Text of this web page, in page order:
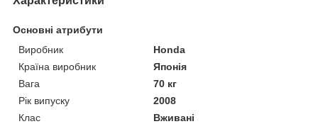
Основні атрибути
Виробник
Honda
Країна виробник
Японія
Вага
70 кг
Рік випуску
2008
Клас
Вживані